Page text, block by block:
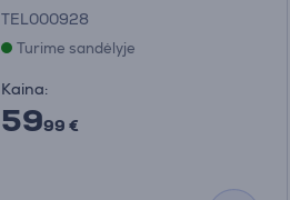
TEL000928
Turime sandėlyje
Kaina:
5999 €